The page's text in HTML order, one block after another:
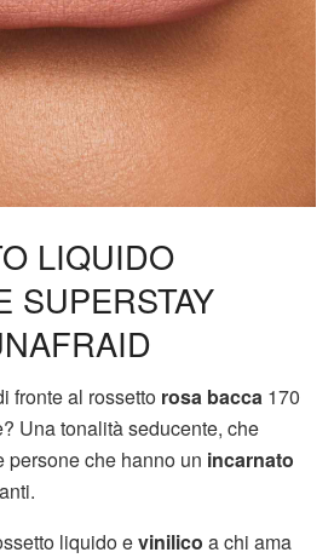
LIQUIDO
SUPERSTAY
fronte al rossetto rosa bacca 170
Una tonalità seducente, che
che hanno un incarnato
liquido evinilico a chi ama